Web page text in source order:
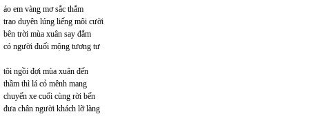
áo em vàng mơ sắc thắm
trao duyên lúng liếng môi cười
bên trời mùa xuân say đắm
có người đuối mộng tương tư
tôi ngồi đợi mùa xuân đến
thầm thì lá cỏ mênh mang
chuyến xe cuối cùng rời bến
đưa chân người khách lỡ làng